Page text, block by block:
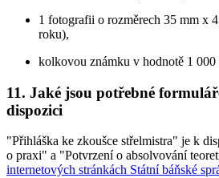
1 fotografii o rozměrech 35 mm x
roku),
kolkovou známku v hodnotě 1 000
11. Jaké jsou potřebné
dispozici
"Přihláška ke zkoušce střelmistra" je k
o praxi" a "Potvrzení o absolvování
internetových stránkách Státní báňské